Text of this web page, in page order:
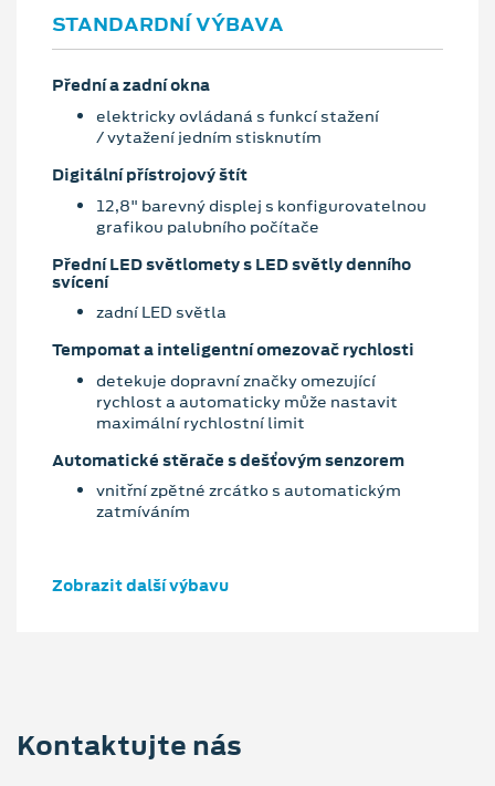
STANDARDNÍ VÝBAVA
Přední a zadní okna
elektricky ovládaná s funkcí stažení
/ vytažení jedním stisknutím
Digitální přístrojový štít
12,8" barevný displej s konfigurovatelnou
grafikou palubního počítače
Přední LED světlomety s LED světly denního
svícení
zadní LED světla
Tempomat a inteligentní omezovač rychlosti
detekuje dopravní značky omezující
rychlost a automaticky může nastavit
maximální rychlostní limit
Automatické stěrače s dešťovým senzorem
vnitřní zpětné zrcátko s automatickým
zatmíváním
Zobrazit další výbavu
Kontaktujte nás